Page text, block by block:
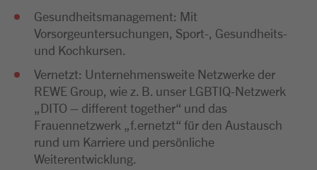
Gesundheitsmanagement: Mit
Vorsorgeuntersuchungen, Sport-, Gesundheits-
und Kochkursen.
Vernetzt: Unternehmensweite Netzwerke der
REWE Group, wie z. B. unser LGBTIQ-Netzwerk
„DITO – different together“ und das
Frauennetzwerk „f.ernetzt“ für den Austausch
rund um Karriere und persönliche
Weiterentwicklung.